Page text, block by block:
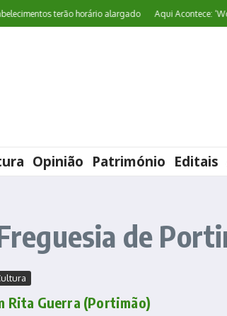
terão horário alargado Aqui Acontece: ‘World
Opinião Património Editais
de
Rita Guerra (Portimão)